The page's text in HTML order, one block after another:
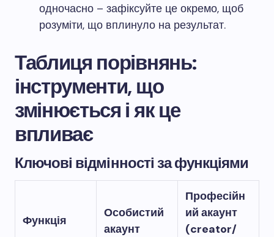
одночасно – зафіксуйте це окремо, щоб
розуміти, що вплинуло на результат.
Таблиця порівнянь:
інструменти, що
змінюється і як це
впливає
Ключові відмінності за функціями
Функція
Особистий
акаунт
Професійн
ий акаунт
(creator/